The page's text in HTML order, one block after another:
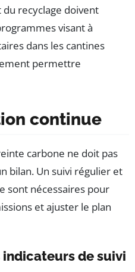
du recyclage doivent
visant à
dans les cantines
permettre
continue
carbone ne doit pas
bilan. Un suivi régulier et
sont nécessaires pour
et ajuster le plan
de suivi